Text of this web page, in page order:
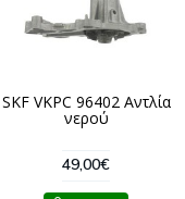
SKF VKPC 96402 Αντλία
νερού
49,00€